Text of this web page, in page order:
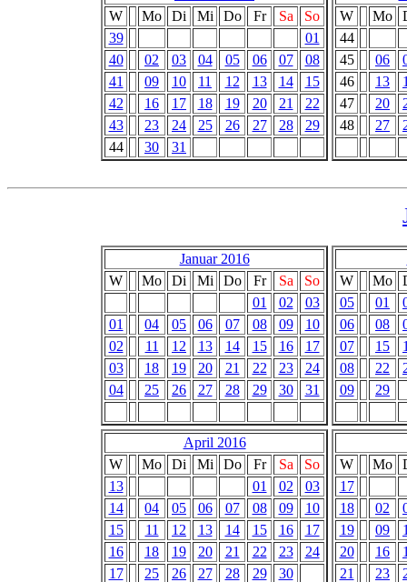
W
Mo Di Mi Do Fr Sa
So
39
01
40
02 03 04 05 06 07
08
41
09 10 11 12 13 14
15
42
16 17 18 19 20 21
22
43
23 24 25 26 27 28
29
44
30 31
W
Mo
44
45
06
46
13
47
20
48
27
Januar 2016
W
Mo Di Mi Do Fr Sa
So
01
02
03
01
04 05 06 07 08 09
10
02
11 12 13 14 15 16
17
03
18 19 20 21 22 23
24
04
25 26 27 28 29 30 31
W
Mo
05
01
06
08
07
15
08
22
09
29
April 2016
W
Mo Di Mi Do Fr Sa
So
13
01 02
03
14
04 05 06 07 08 09
10
15
11 12 13 14 15 16
17
16
18 19 20 21 22 23
24
17
25 26 27 28 29 30
W Mo
17
18
02
19
09
20
16
21
23